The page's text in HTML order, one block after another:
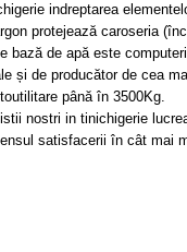
indreptarea
protejează caroseria
bază de apă este
și de producător de cea
până în 3500Kg.
nostri in tinichigerie
satisfacerii în cât mai